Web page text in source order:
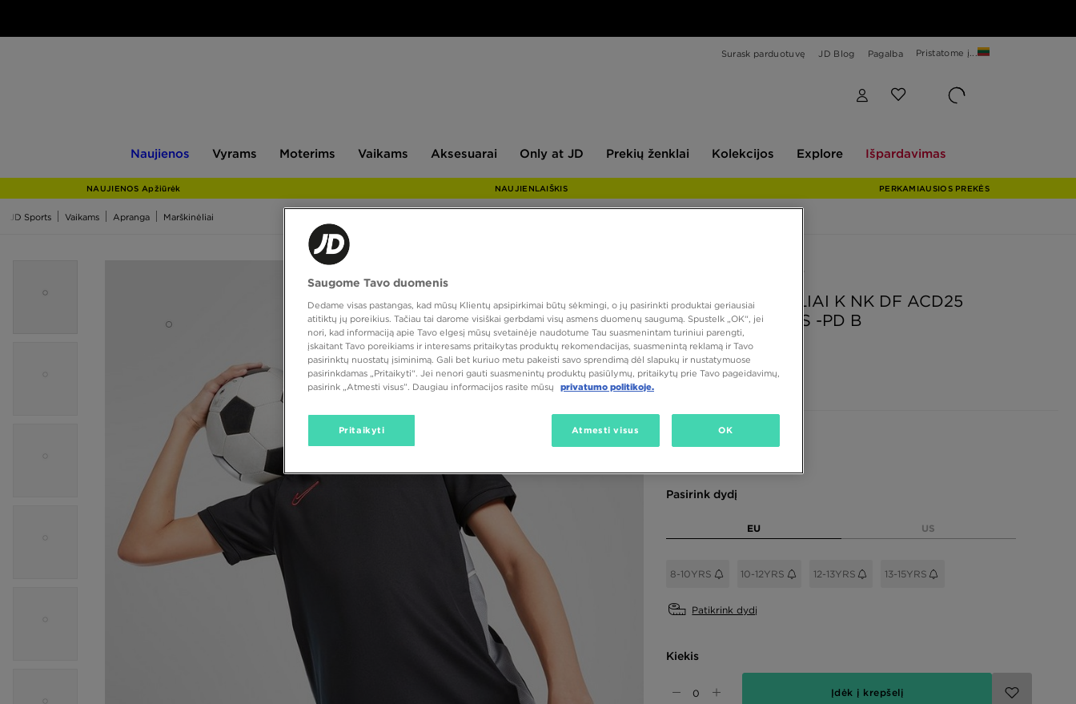
Surask parduotuvę JD Blog Pagalba Pristatome į...
Naujienos Vyrams Moterims Vaikams Aksesuarai
JD
Only at JD
ženklai
Prekių ženklai Kolekcijos Explore Išpardavimas
NAUJIENOS Apžiūrėk NAUJIENLAIŠKIS PERKAMIAUSIOS PREKĖS
JD Sports Vaikams Apranga Marškinėliai
NIKE MARŠKINĖLIAI K NK DF ACD25
MARŠKINĖLIAI SS -PD B
10,00 €
Pasirink dydį
EU US
8-10YRS 10-12YRS 12-13YRS 13-15YRS
Patikrink dydį
Kiekis
Įdėk į krepšelį
Saugome Tavo duomenis
Dedame visas pastangas, kad mūsų Klientų apsipirkimai būtų sėkmingi, o jų pasirinkti produktai geriausiai
atitiktų jų poreikius. Tačiau tai darome visiškai gerbdami visų asmens duomenų saugumą. Spustelk „OK“, jei
nori, kad informaciją apie Tavo elgesį mūsų svetainėje naudotume Tau suasmenintam turiniui parengti,
įskaitant Tavo poreikiams ir interesams pritaikytas produktų rekomendacijas, suasmenintą reklamą ir Tavo
pasirinktų nuostatų įsiminimą. Gali bet kuriuo metu pakeisti savo sprendimą dėl slapukų ir nustatymuose
pasirinkdamas „Pritaikyti“. Jei nenori gauti suasmenintų produktų pasiūlymų, pritaikytų prie Tavo pageidavimų,
pasirink „Atmesti visus”. Daugiau informacijos rasite mūsų
privatumo politikoje.
Pritaikyti Atmesti visus OK